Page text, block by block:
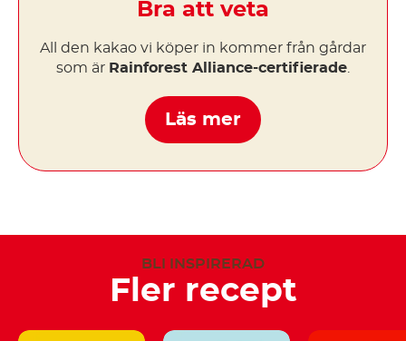
Bra att veta
All den kakao vi köper in kommer från gårdar
som är Rainforest Alliance-certifierade
Läs mer
BLI INSPIRERAD
Fler recept